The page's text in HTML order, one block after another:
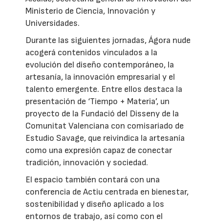
Ministerio de Ciencia, Innovación y
Universidades.
Durante las siguientes jornadas, Ágora nude
acogerá contenidos vinculados a la
evolución del diseño contemporáneo, la
artesanía, la innovación empresarial y el
talento emergente. Entre ellos destaca la
presentación de ‘Tiempo + Materia’, un
proyecto de la Fundació del Disseny de la
Comunitat Valenciana con comisariado de
Estudio Savage, que reivindica la artesanía
como una expresión capaz de conectar
tradición, innovación y sociedad.
El espacio también contará con una
conferencia de Actiu centrada en bienestar,
sostenibilidad y diseño aplicado a los
entornos de trabajo, así como con el